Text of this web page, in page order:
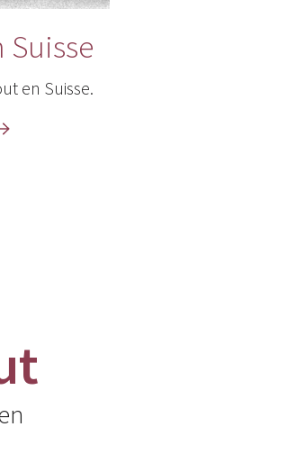
Suisse
en Suisse.